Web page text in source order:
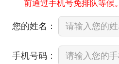
前通过手机号免排队等候。
您的姓名：
手机号码：